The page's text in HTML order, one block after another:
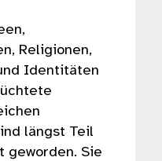
Religionen,
Identitäten
längst Teil
geworden. Sie